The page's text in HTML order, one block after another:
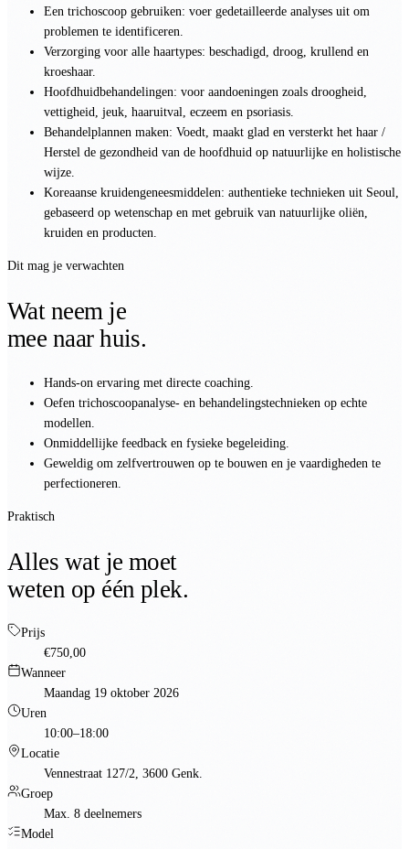
Een trichoscoop gebruiken: voer gedetailleerde analyses uit om
problemen te identificeren.
Verzorging voor alle haartypes: beschadigd, droog, krullend en
kroeshaar.
Hoofdhuidbehandelingen: voor aandoeningen zoals droogheid,
vettigheid, jeuk, haaruitval, eczeem en psoriasis.
Behandelplannen maken: Voedt, maakt glad en versterkt het haar /
Herstel de gezondheid van de hoofdhuid op natuurlijke en holistische
wijze.
Koreaanse kruidengeneesmiddelen: authentieke technieken uit Seoul,
gebaseerd op wetenschap en met gebruik van natuurlijke oliën,
kruiden en producten.
Dit mag je verwachten
Wat neem je
mee naar huis.
Hands-on ervaring met directe coaching.
Oefen trichoscoopanalyse- en behandelingstechnieken op echte
modellen.
Onmiddellijke feedback en fysieke begeleiding.
Geweldig om zelfvertrouwen op te bouwen en je vaardigheden te
perfectioneren.
Praktisch
Alles wat je moet
weten op één plek.
Prijs
€750,00
Wanneer
Maandag 19 oktober 2026
Uren
10:00–18:00
Locatie
Vennestraat 127/2, 3600 Genk.
Groep
Max. 8 deelnemers
Model